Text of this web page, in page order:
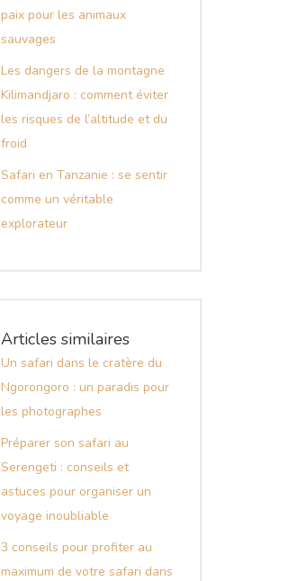
paix pour les animaux
sauvages
Les dangers de la montagne
Kilimandjaro : comment éviter
les risques de l’altitude et du
froid
Safari en Tanzanie : se sentir
comme un véritable
explorateur
Articles similaires
Un safari dans le cratère du
Ngorongoro : un paradis pour
les photographes
Préparer son safari au
Serengeti : conseils et
astuces pour organiser un
voyage inoubliable
3 conseils pour profiter au
maximum de votre safari dans